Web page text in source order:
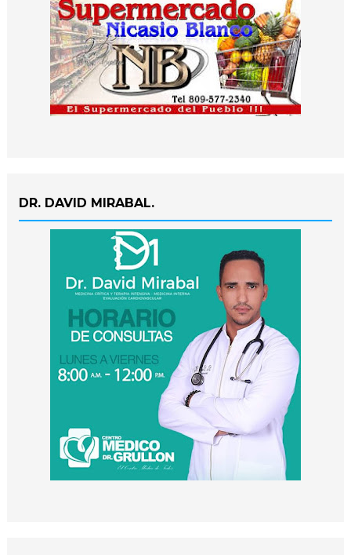
DR. DAVID MIRABAL.